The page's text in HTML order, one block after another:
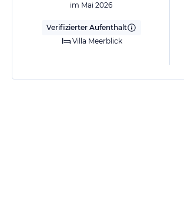
im Mai 2026
Verifizierter Aufenthalt
Villa Meerblick